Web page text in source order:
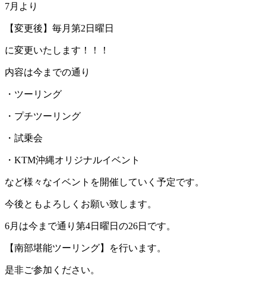
7月より
【変更後】毎月第2日曜日
に変更いたします！！！
内容は今までの通り
・ツーリング
・プチツーリング
・試乗会
・KTM沖縄オリジナルイベント
など様々なイベントを開催していく予定です。
今後ともよろしくお願い致します。
6月は今まで通り第4日曜日の26日です。
【南部堪能ツーリング】を行います。
是非ご参加ください。